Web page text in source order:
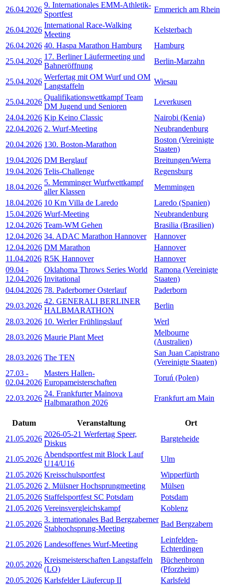
26.04.2026
9. Internationales EMM-Athletik-
Sportfest
Emmerich am Rhein
26.04.2026
International Race-Walking
Meeting
Kelsterbach
26.04.2026 40. Haspa Marathon Hamburg
Hamburg
25.04.2026
17. Berliner Läufermeeting und
Bahneröffnung
Berlin-Marzahn
25.04.2026
Werfertag mit OM Wurf und OM
Langstaffeln
Wiesau
25.04.2026
Qualifikationswettkampf Team
DM Jugend und Senioren
Leverkusen
24.04.2026 Kip Keino Classic
Nairobi (Kenia)
22.04.2026 2. Wurf-Meeting
Neubrandenburg
20.04.2026 130. Boston-Marathon
Boston (Vereinigte
Staaten)
19.04.2026 DM Berglauf
Breitungen/Werra
19.04.2026 Telis-Challenge
Regensburg
18.04.2026
5. Memminger Wurfwettkampf
aller Klassen
Memmingen
18.04.2026 10 Km Villa de Laredo
Laredo (Spanien)
15.04.2026 Wurf-Meeting
Neubrandenburg
12.04.2026 Team-WM Gehen
Brasilia (Brasilien)
12.04.2026 34. ADAC Marathon Hannover
Hannover
12.04.2026 DM Marathon
Hannover
11.04.2026 R5K Hannover
Hannover
09.04 -
12.04.2026
Oklahoma Throws Series World
Invitational
Ramona (Vereinigte
Staaten)
04.04.2026 78. Paderborner Osterlauf
Paderborn
29.03.2026
42. GENERALI BERLINER
HALBMARATHON
Berlin
28.03.2026 10. Werler Frühlingslauf
Werl
28.03.2026 Maurie Plant Meet
Melbourne
(Australien)
28.03.2026 The TEN
San Juan Capistrano
(Vereinigte Staaten)
27.03 -
02.04.2026
Masters Hallen-
Europameisterschaften
Toruń (Polen)
22.03.2026
24. Frankfurter Mainova
Halbmarathon 2026
Frankfurt am Main
Datum Veranstaltung
Ort
21.05.2026
2026-05-21 Werfertag Speer,
Diskus
Bargteheide
21.05.2026
Abendsportfest mit Block Lauf
U14/U16
Ulm
21.05.2026 Kreisschulsportfest
Wipperfürth
21.05.2026 2. Mülsner Hochsprungmeeting
Mülsen
21.05.2026 Staffelsportfest SC Potsdam
Potsdam
21.05.2026 Vereinsvergleichskampf
Koblenz
21.05.2026
3. internationales Bad Bergzaberner
Stabhochsprung-Meeting
Bad Bergzabern
21.05.2026 Landesoffenes Wurf-Meeting
Leinfelden-
Echterdingen
20.05.2026
Kreismeisterschaften Langstaffeln
(LO)
Büchenbronn
(Pforzheim)
20.05.2026 Karlsfelder Läufercup II
Karlsfeld